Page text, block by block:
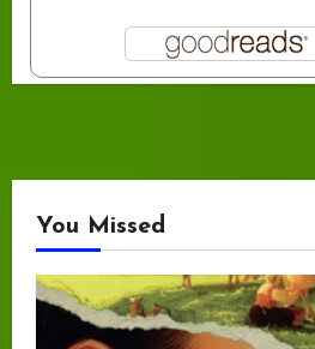
You Missed